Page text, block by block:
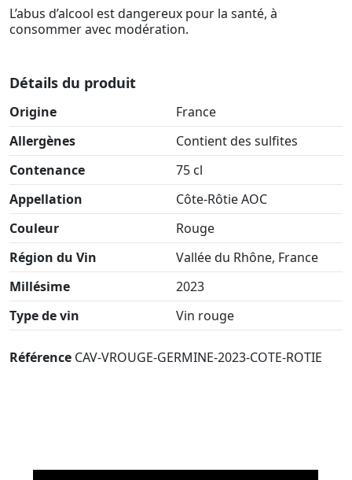
L’abus d’alcool est dangereux pour la santé, à
consommer avec modération.
Détails du produit
Origine
France
Allergènes
Contient des sulfites
Contenance
75 cl
Appellation
Côte-Rôtie AOC
Couleur
Rouge
Région du Vin
Vallée du Rhône, France
Millésime
2023
Type de vin
Vin rouge
Référence CAV-VROUGE-GERMINE-2023-COTE-ROTIE